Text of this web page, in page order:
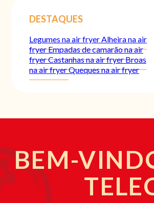
DESTAQUES
Legumes na air fryerAlheira na air
fryerEmpadas de camarão na air
fryerCastanhas na air fryerBroas
na air fryerQueques na air fryer
BEM-